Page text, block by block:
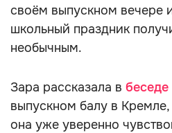
своём выпускном вечере
школьный праздник
необычным.
Зара рассказала в беседе
выпускном балу в
она уже уверенно